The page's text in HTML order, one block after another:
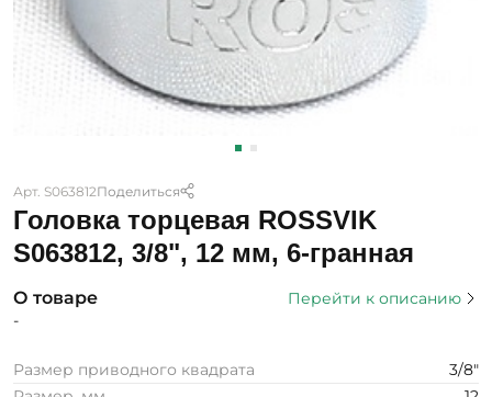
Арт. S063812Поделиться
Головка торцевая ROSSVIK
S063812, 3/8", 12 мм, 6-гранная
О товаре
Перейти к описанию
-
Размер приводного квадрата
3/8"